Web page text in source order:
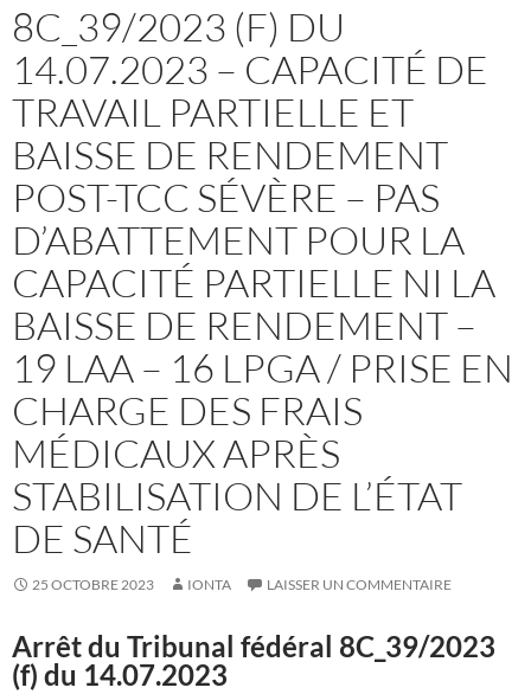
8C_39/2023 (F) DU
14.07.2023 – CAPACITÉ DE
TRAVAIL PARTIELLE ET
BAISSE DE RENDEMENT
POST-TCC SÉVÈRE – PAS
D’ABATTEMENT POUR LA
CAPACITÉ PARTIELLE NI LA
BAISSE DE RENDEMENT –
19 LAA – 16 LPGA / PRISE EN
CHARGE DES FRAIS
MÉDICAUX APRÈS
STABILISATION DE L’ÉTAT
DE SANTÉ
25 OCTOBRE 2023 IONTA LAISSER UN COMMENTAIRE
Arrêt du Tribunal fédéral 8C_39/2023
(f) du 14.07.2023